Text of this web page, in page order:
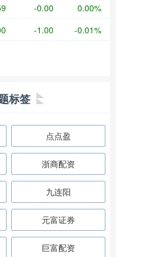
-0.00 0.00%
-1.00 -0.01%
标签
点点盈
浙商配资
九连阳
元富证券
巨富配资